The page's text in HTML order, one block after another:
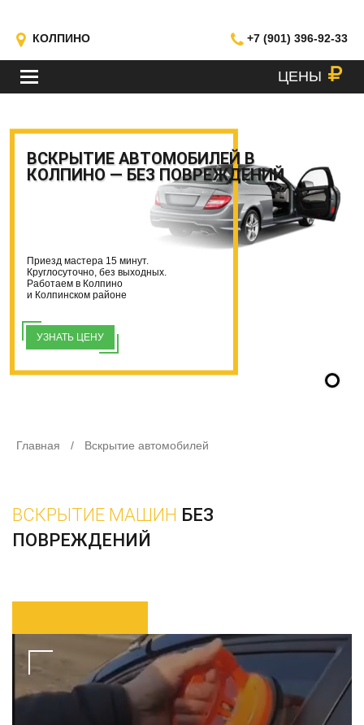
КОЛПИНО +7 (901) 396-92-33
МЕНЮ ЦЕНЫ
ВСКРЫТИЕ АВТОМОБИЛЕЙ В
КОЛПИНО — БЕЗ ПОВРЕЖДЕНИЙ
Приезд мастера 15 минут.
Круглосуточно, без выходных.
Работаем в Колпино
и Колпинском районе
УЗНАТЬ ЦЕНУ
Главная / Вскрытие автомобилей
ВСКРЫТИЕ МАШИН БЕЗ
ПОВРЕЖДЕНИЙ